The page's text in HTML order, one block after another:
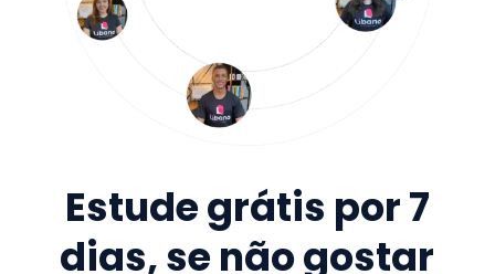
Estude grátis por 7
dias, se não gostar